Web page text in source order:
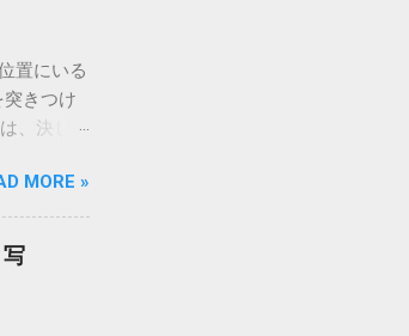
置にいる
きつけ
、決して
し、自分
は？市
におけ
男女で評
れるの
〜900
MORE »